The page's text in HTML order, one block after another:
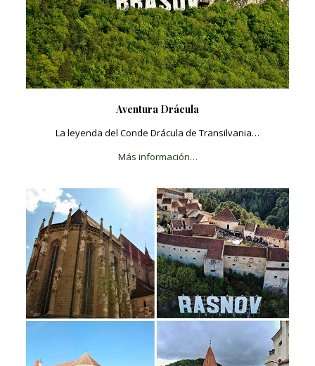
Aventura Drácula
La leyenda del Conde Drácula de Transilvania…
Más información…